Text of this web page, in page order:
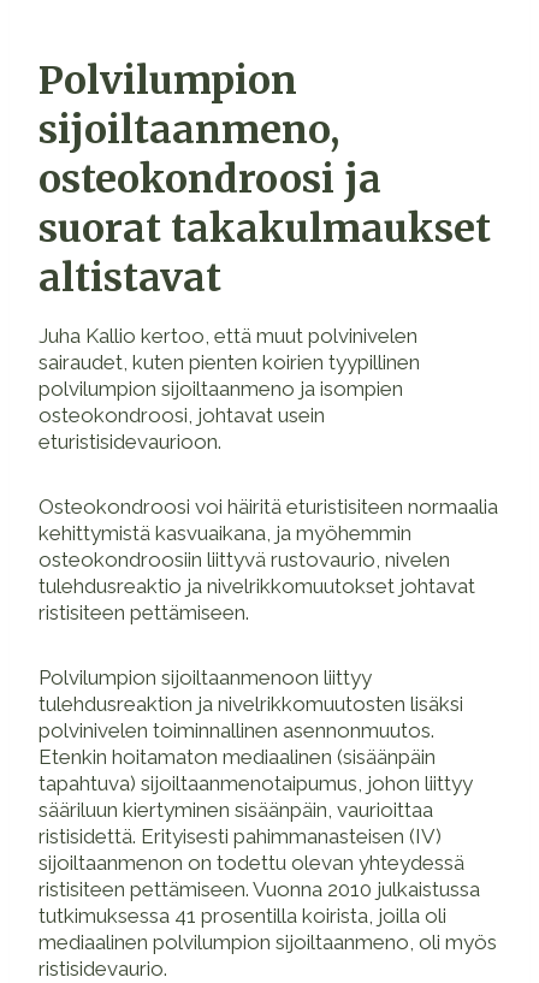
Polvilumpion
sijoiltaanmeno,
osteokondroosi ja
suorat takakulmaukset
altistavat
Juha Kallio kertoo, että muut polvinivelen
sairaudet, kuten pienten koirien tyypillinen
polvilumpion sijoiltaanmeno ja isompien
osteokondroosi, johtavat usein
eturistisidevaurioon.
Osteokondroosi voi häiritä eturistisiteen normaalia
kehittymistä kasvuaikana, ja myöhemmin
osteokondroosiin liittyvä rustovaurio, nivelen
tulehdusreaktio ja nivelrikkomuutokset johtavat
ristisiteen pettämiseen.
Polvilumpion sijoiltaanmenoon liittyy
tulehdusreaktion ja nivelrikkomuutosten lisäksi
polvinivelen toiminnallinen asennonmuutos.
Etenkin hoitamaton mediaalinen (sisäänpäin
tapahtuva) sijoiltaanmenotaipumus, johon liittyy
sääriluun kiertyminen sisäänpäin, vaurioittaa
ristisidettä. Erityisesti pahimmanasteisen (IV)
sijoiltaanmenon on todettu olevan yhteydessä
ristisiteen pettämiseen. Vuonna 2010 julkaistussa
tutkimuksessa 41 prosentilla koirista, joilla oli
mediaalinen polvilumpion sijoiltaanmeno, oli myös
ristisidevaurio.